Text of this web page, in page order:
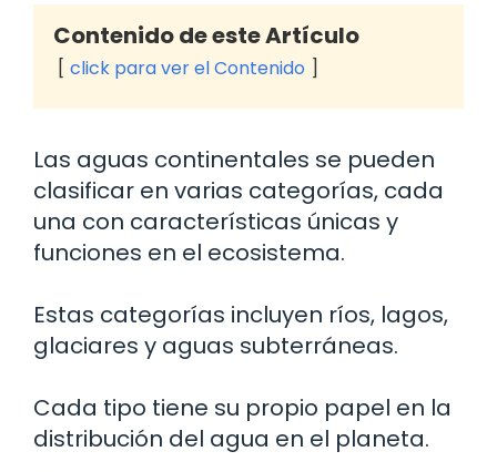
Contenido de este Artículo
click para ver el Contenido
Las aguas continentales se pueden
clasificar en varias categorías, cada
una con características únicas y
funciones en el ecosistema.
Estas categorías incluyen ríos, lagos,
glaciares y aguas subterráneas.
Cada tipo tiene su propio papel en la
distribución del agua en el planeta.